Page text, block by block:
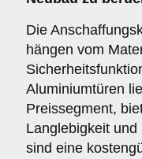
Die
hängen vom
Aluminiumtüren
Preissegment,
Langlebigkeit
sind eine